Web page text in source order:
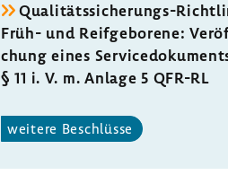
Qualitätssicherungs-​
Früh- und Reif­ge­bo­rene:
chung eines
§ 11 i. V. m. Anlage 5 QFR-RL
weitere Beschlüsse